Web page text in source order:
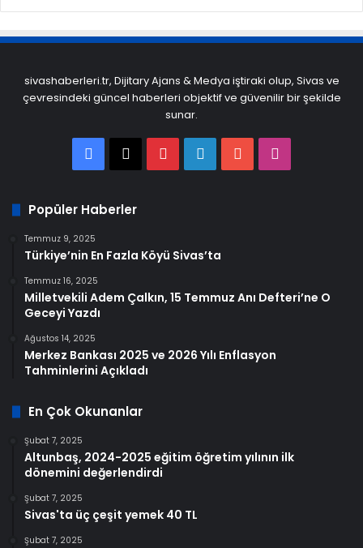
sivashaberleri.tr, Dijitary Ajans & Medya iştiraki olup, Sivas ve
çevresindeki güncel haberleri objektif ve güvenilir bir şekilde
sunar.
Facebook
X PinterestLinkedInYouTube
Popüler Haberler
Temmuz 9, 2025
Türkiye’nin En Fazla Köyü Sivas’ta
Temmuz 16, 2025
Milletvekili Adem Çalkın, 15 Temmuz Anı Defteri’ne O
Geceyi Yazdı
Ağustos 14, 2025
Merkez Bankası 2025 ve 2026 Yılı Enflasyon
Tahminlerini Açıkladı
En Çok Okunanlar
Şubat 7, 2025
Altunbaş, 2024-2025 eğitim öğretim yılının ilk
dönemini değerlendirdi
Şubat 7, 2025
Sivas'ta üç çeşit yemek 40 TL
Şubat 7, 2025